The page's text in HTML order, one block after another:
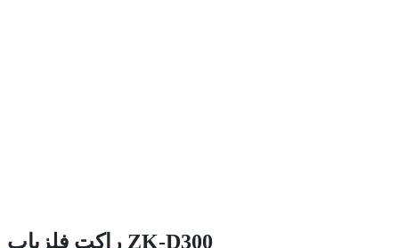
راکت فلزیاب ZK-D300